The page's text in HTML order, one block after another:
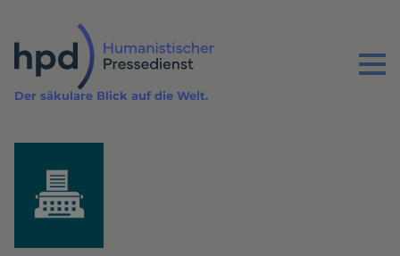
Inhalt
Menu
Der säkulare Blick auf die Welt.